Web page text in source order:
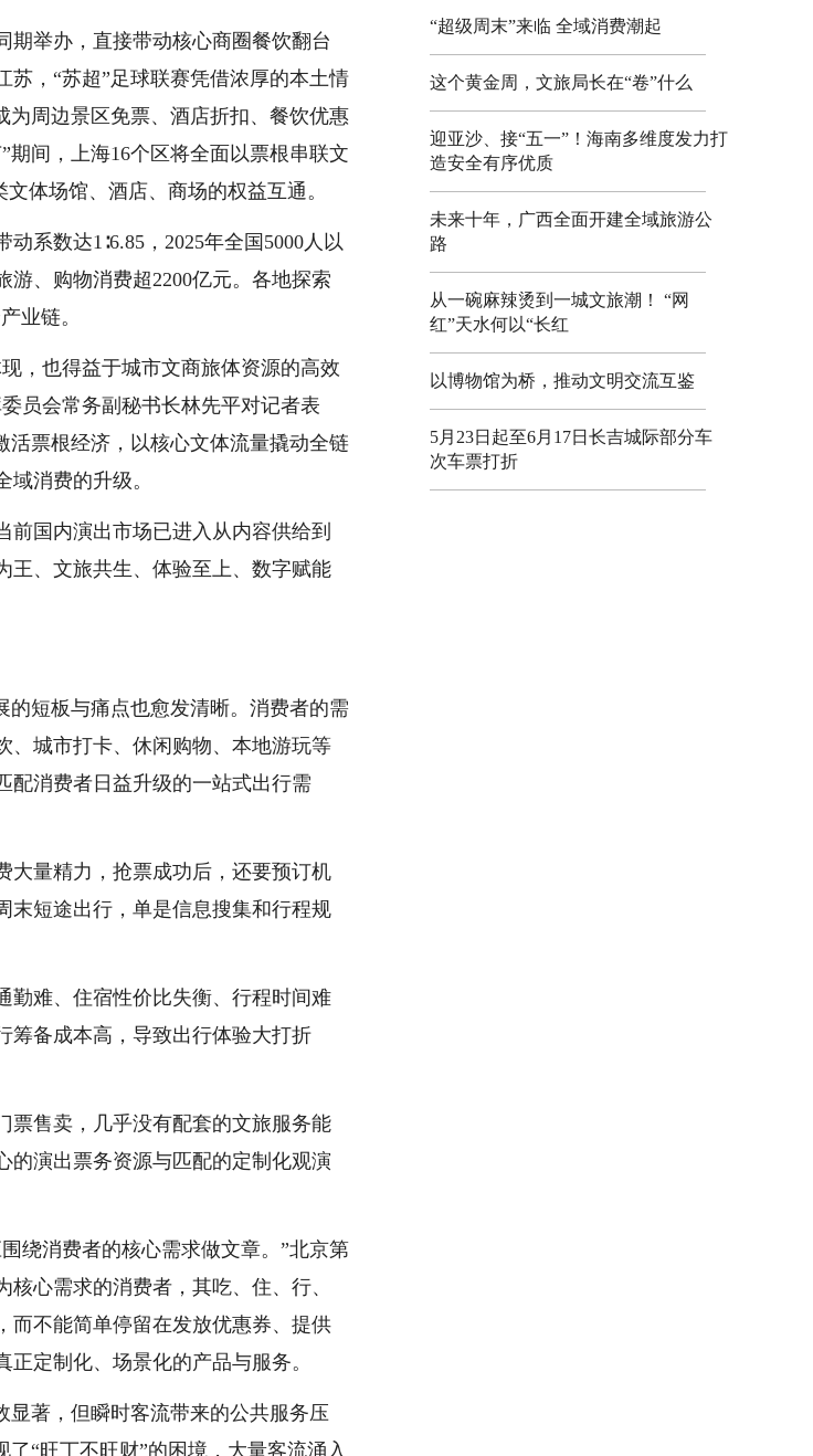
期举办，直接带动核心商圈餐饮翻台
，“苏超”足球联赛凭借浓厚的本土情
为周边景区免票、酒店折扣、餐饮优惠
间，上海16个区将全面以票根串联文
体场馆、酒店、商场的权益互通。
系数达1∶6.85，2025年全国5000人以
、购物消费超2200亿元。各地探索
业链。
，也得益于城市文商旅体资源的高效
员会常务副秘书长林先平对记者表
活票根经济，以核心文体流量撬动全链
消费的升级。
前国内演出市场已进入从内容供给到
王、文旅共生、体验至上、数字赋能
的短板与痛点也愈发清晰。消费者的需
、城市打卡、休闲购物、本地游玩等
配消费者日益升级的一站式出行需
大量精力，抢票成功后，还要预订机
末短途出行，单是信息搜集和行程规
勤难、住宿性价比失衡、行程时间难
筹备成本高，导致出行体验大打折
票售卖，几乎没有配套的文旅服务能
的演出票务资源与匹配的定制化观演
绕消费者的核心需求做文章。”北京第
心需求的消费者，其吃、住、行、
而不能简单停留在发放优惠券、提供
定制化、场景化的产品与服务。
显著，但瞬时客流带来的公共服务压
“旺丁不旺财”的困境，大量客流涌入
“超级周末”来临 全域消费潮起
这个黄金周，文旅局长在“卷”什么
迎亚沙、接“五一”！海南多维度发力打
造安全有序优质
未来十年，广西全面开建全域旅游公
路
从一碗麻辣烫到一城文旅潮！ “网
红”天水何以“长红
以博物馆为桥，推动文明交流互鉴
5月23日起至6月17日长吉城际部分车
次车票打折